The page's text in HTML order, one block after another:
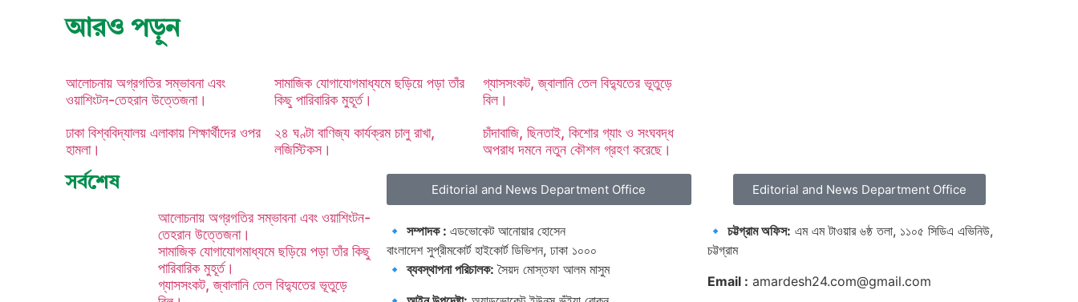
সামাজিক যোগাযোগমাধ্যমে ছড়িয়ে পড়া তাঁর কিছু পারিবারিক মুহূর্ত।
আরও পড়ুন
আলোচনায় অগ্রগতির সম্ভাবনা এবং
ওয়াশিংটন-তেহরান উত্তেজনা।
সামাজিক যোগাযোগমাধ্যমে ছড়িয়ে পড়া তাঁর
কিছু পারিবারিক মুহূর্ত।
গ্যাসসংকট, জ্বালানি তেল বিদ্যুতের ভূতুড়ে
বিল।
ঢাকা বিশ্ববিদ্যালয় এলাকায় শিক্ষার্থীদের ওপর
হামলা।
২৪ ঘণ্টা বাণিজ্য কার্যক্রম চালু রাখা,
লজিস্টিকস।
চাঁদাবাজি, ছিনতাই, কিশোর গ্যাং ও সংঘবদ্ধ
অপরাধ দমনে নতুন কৌশল গ্রহণ করেছে।
সর্বশেষ
আলোচনায় অগ্রগতির সম্ভাবনা এবং ওয়াশিংটন-
তেহরান উত্তেজনা।
সামাজিক যোগাযোগমাধ্যমে ছড়িয়ে পড়া তাঁর কিছু
পারিবারিক মুহূর্ত।
গ্যাসসংকট, জ্বালানি তেল বিদ্যুতের ভূতুড়ে
Editorial and News Department Office
🔹 সম্পাদক : এডভোকেট আনোয়ার হোসেন
বাংলাদেশ সুপ্রীমকোর্ট হাইকোর্ট ডিভিশন, ঢাকা ১০০০
🔹ব্যবস্থাপনা পরিচালক: সৈয়দ মোস্তফা আলম মাসুম
Editorial and News Department Office
🔹 চট্টগ্রাম অফিস: এম এম টাওয়ার ৬ষ্ঠ তলা, ১১০৫ সিডিএ এভিনিউ,
চট্টগ্রাম
Email : amardesh24.com@gmail.com